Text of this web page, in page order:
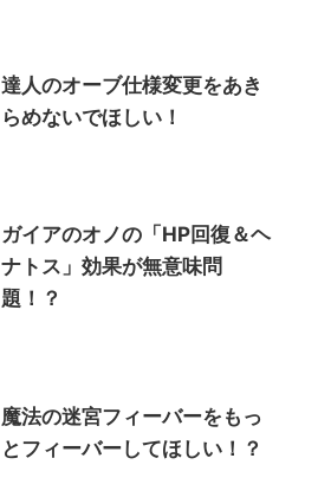
達人のオーブ仕様変更をあき
らめないでほしい！
ガイアのオノの「HP回復＆ヘ
ナトス」効果が無意味問
題！？
魔法の迷宮フィーバーをもっ
とフィーバーしてほしい！？